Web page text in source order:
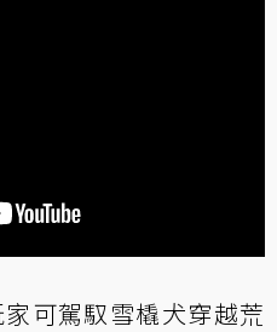
可駕馭雪橇犬穿越荒